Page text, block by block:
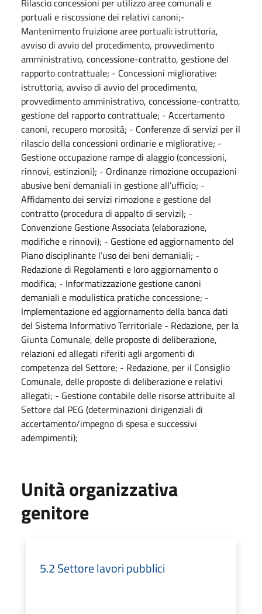
portuali e riscossione dei relativi canoni;-
Mantenimento fruizione aree portuali: istruttoria,
avviso di avvio del procedimento, provvedimento
amministrativo, concessione-contratto, gestione del
rapporto contrattuale; - Concessioni migliorative:
istruttoria, avviso di avvio del procedimento,
provvedimento amministrativo, concessione-contratto,
gestione del rapporto contrattuale; - Accertamento
canoni, recupero morosità; - Conferenze di servizi per il
rilascio della concessioni ordinarie e migliorative; -
Gestione occupazione rampe di alaggio (concessioni,
rinnovi, estinzioni); - Ordinanze rimozione occupazioni
abusive beni demaniali in gestione all’ufficio; -
Affidamento dei servizi rimozione e gestione del
contratto (procedura di appalto di servizi); -
Convenzione Gestione Associata (elaborazione,
modifiche e rinnovi); - Gestione ed aggiornamento del
Piano disciplinante l’uso dei beni demaniali; -
Redazione di Regolamenti e loro aggiornamento o
modifica; - Informatizzazione gestione canoni
demaniali e modulistica pratiche concessione; -
Implementazione ed aggiornamento della banca dati
del Sistema Informativo Territoriale - Redazione, per la
Giunta Comunale, delle proposte di deliberazione,
relazioni ed allegati riferiti agli argomenti di
competenza del Settore; - Redazione, per il Consiglio
Comunale, delle proposte di deliberazione e relativi
allegati; - Gestione contabile delle risorse attribuite al
Settore dal PEG (determinazioni dirigenziali di
accertamento/impegno di spesa e successivi
adempimenti);
Unità organizzativa
genitore
5.2 Settore lavori pubblici